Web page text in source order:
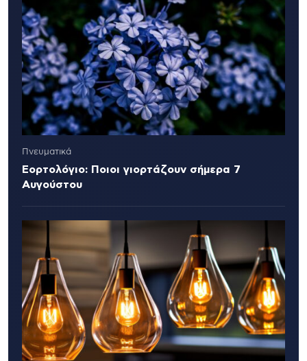
Πνευματικά
Εορτολόγιο: Ποιοι γιορτάζουν σήμερα 7
Αυγούστου